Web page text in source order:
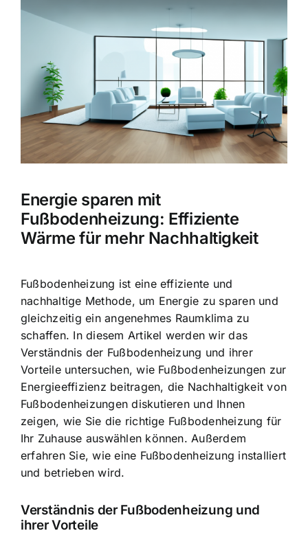
grösseres
Energie sparen mit
Fußbodenheizung: Effiziente
Wärme für mehr Nachhaltigkeit
Fußbodenheizung ist eineeffiziente und
nachhaltige Methode, um Energie zu sparen und
gleichzeitig ein angenehmes Raumklima zu
schaffen. In diesem Artikel werden wir das
Verständnis der Fußbodenheizung und ihrer
Vorteile untersuchen, wie Fußbodenheizungen zur
Energieeffizienz beitragen, die Nachhaltigkeit von
Fußbodenheizungen diskutieren und Ihnen
zeigen, wie Sie die richtige Fußbodenheizung für
Ihr Zuhause auswählen können. Außerdem
erfahren Sie, wie eine Fußbodenheizung installiert
und betrieben wird.
Verständnis der Fußbodenheizung und
ihrer Vorteile